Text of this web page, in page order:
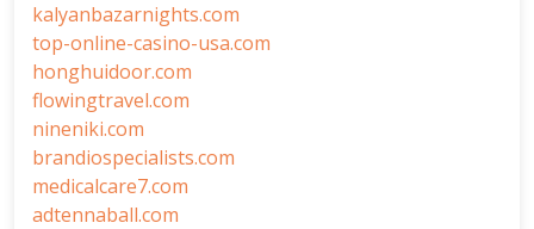
kalyanbazarnights.com
top-online-casino-usa.com
honghuidoor.com
flowingtravel.com
nineniki.com
brandiospecialists.com
medicalcare7.com
adtennaball.com